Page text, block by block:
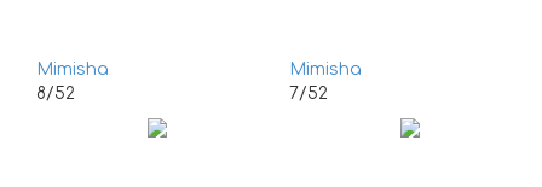
Mimisha
8/52
Mimisha
7/52